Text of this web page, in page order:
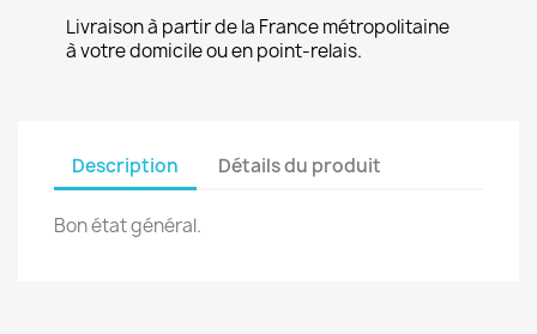
Livraison à partir de la France métropolitaine
à votre domicile ou en point-relais.
Description Détails du produit
Bon état général.